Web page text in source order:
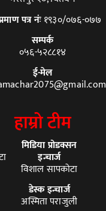
पत्र नंः१९३०/०७६-०७७
सम्पर्क
०५६-५२८८१४
ई-मेल
हाम्रो टीम
मिडिया प्रोडक्सन
इन्चार्ज
विशाल सापकोटा
डेस्क इन्चार्ज
अस्मिता पराजुली